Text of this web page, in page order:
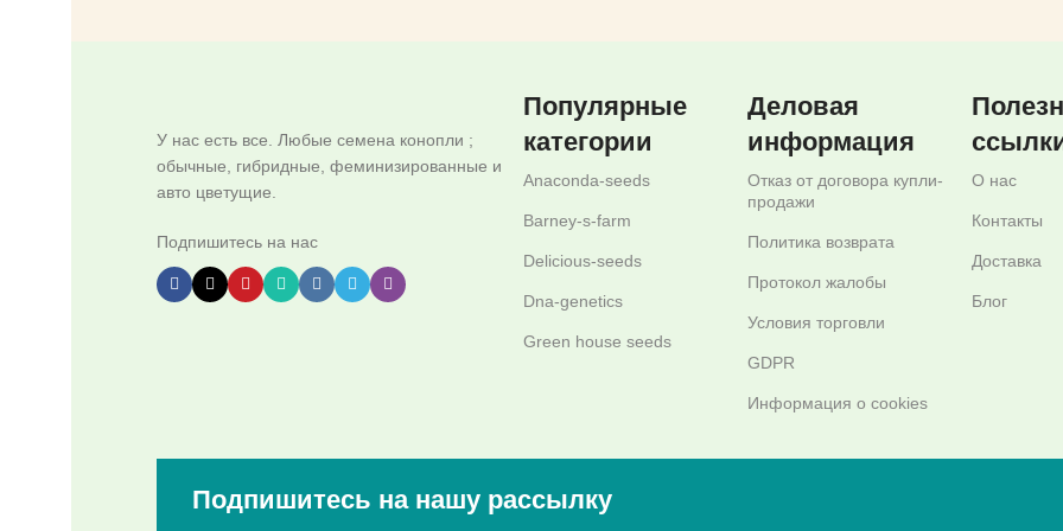
У нас есть все. Любые семена конопли ;
обычные, гибридные, феминизированные и
авто цветущие.
Подпишитесь на нас
Популярные
категории
Anaconda-seeds
Barney-s-farm
Delicious-seeds
Dna-genetics
Green house seeds
Деловая
информация
Отказ от договора купли-
продажи
Политика возврата
Протокол жалобы
Условия торговли
GDPR
Информация о cookies
О нас
Контакты
Доставка
Блог
Подпишитесь на нашу рассылку